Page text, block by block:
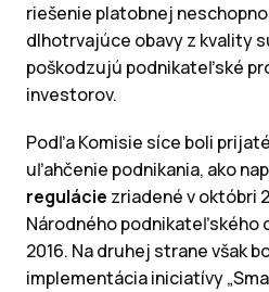
riešenie platobnej
dlhotrvajúce obavy z kvality
poškodzujú podnikateľské
investorov.
Podľa Komisie síce boli
uľahčenie podnikania, ako
regulácie zriadené v októbri
Národného podnikateľského
2016. Na druhej strane však
implementácia iniciatívy